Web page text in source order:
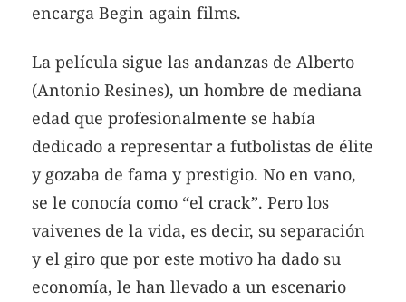
encarga Begin again films.
La película sigue las andanzas de Alberto
(Antonio Resines), un hombre de mediana
edad que profesionalmente se había
dedicado a representar a futbolistas de élite
y gozaba de fama y prestigio. No en vano,
se le conocía como “el crack”. Pero los
vaivenes de la vida, es decir, su separación
y el giro que por este motivo ha dado su
economía, le han llevado a un escenario